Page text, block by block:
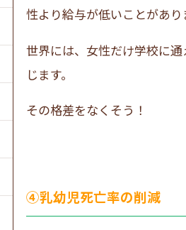
性より給与が低いことがあり
世界には、女性だけ学校に
じます。
その格差をなくそう！
④乳幼児死亡率の削減